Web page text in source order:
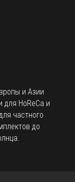
и Азии
HoReCa и
частного
до